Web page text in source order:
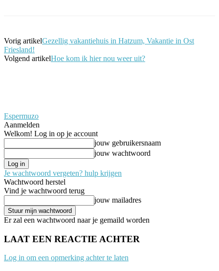
Vorig artikelGezellig vakantiehuis in Hatzum, Vakantie in Ost
Friesland!
Volgend artikelHoe kom ik hier nou weer uit?
Espermuzo
Aanmelden
Welkom! Log in op je account
jouw gebruikersnaam
jouw wachtwoord
Je wachtwoord vergeten? hulp krijgen
Wachtwoord herstel
Vind je wachtwoord terug
jouw mailadres
Er zal een wachtwoord naar je gemaild worden
LAAT EEN REACTIE ACHTER
Log in om een opmerking achter te laten